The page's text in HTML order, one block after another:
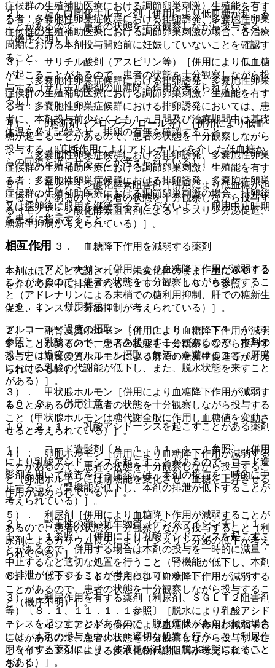
２）． たん白同化ホルモン剤［併用により低血糖が起こる
ことがあるので、患者の状態を十分観察しながら投与する
（機序不明）］。
３）． サリチル酸剤（アスピリン等）［併用により低血糖
が起こることがあるので、患者の状態を十分観察しながら投
与する（サリチル酸剤の血糖降下作用が考えられてい
る）］。
４）． β遮断剤（プロプラノロール等）［併用により低血
糖が起こることがあるので、患者の状態を十分観察しながら
投与する（β遮断作用によりアドレナリンを介した低血糖か
らの回復を遅らせることが考えられている）］。
５）． モノアミン酸化酵素阻害剤［併用により低血糖が起
こることがあるので、患者の状態を十分観察しながら投与す
る（モノアミン酸化酵素阻害剤によるインスリン分泌促進、
糖新生抑制が考えられている）］。
１０．２．３． 血糖降下作用を減弱する薬剤
１）． アドレナリン［併用により血糖降下作用が減弱する
ことがあるので、患者の状態を十分観察しながら投与するこ
と（アドレナリンによる末梢での糖利用抑制、肝での糖新生
促進、インスリン分泌抑制が考えられている）］。
２）． 副腎皮質ホルモン［併用により血糖降下作用が減弱
することがあるので、患者の状態を十分観察しながら投与す
ること（副腎皮質ホルモンによる肝での糖新生促進等が考え
られている）］。
３）． 甲状腺ホルモン［併用により血糖降下作用が減弱す
ることがあるので、患者の状態を十分観察しながら投与する
こと（甲状腺ホルモンは糖代謝全般に作用し血糖値を変動さ
せると考えられている）］。
４）． 卵胞ホルモン［併用により血糖降下作用が減弱する
ことがあるので、患者の状態を十分観察しながら投与するこ
と（卵胞ホルモンには耐糖能を変化させ、血糖を上昇させる
作用が認められている）］。
５）． 利尿剤［併用により血糖降下作用が減弱することが
あるので、患者の状態を十分観察しながら投与すること（利
尿剤によるカリウム喪失によりインスリン分泌の低下が考え
られている）］。
６）． ピラジナミド［併用により血糖降下作用が減弱する
ことがあるので、患者の状態を十分観察しながら投与するこ
と（機序不明）］。
７）． イソニアジド［併用により血糖降下作用が減弱する
ことがあるので、患者の状態を十分観察しながら投与するこ
と（イソニアジドによる炭水化物代謝阻害が考えられてい
る）］。
症候群の生殖補助医療における調節卵巣刺激〉生殖能を有す
る者：多嚢胞性卵巣症候群における排卵誘発、多嚢胞性卵巣
症候群の生殖補助医療における調節卵巣刺激の場合、各治療
周期における本剤投与開始前に妊娠していないことを確認す
ること。
・ 〈多嚢胞性卵巣症候群における排卵誘発、多嚢胞性卵巣
症候群の生殖補助医療における調節卵巣刺激〉生殖能を有す
る者：多嚢胞性卵巣症候群における排卵誘発においては、患
者に、本剤投与前少なくとも１ヵ月間及び治療期間中は基礎
体温を必ず記録させ、排卵の有無を確認すること。
・ 〈多嚢胞性卵巣症候群における排卵誘発、多嚢胞性卵巣
症候群の生殖補助医療における調節卵巣刺激〉生殖能を有す
る者：多嚢胞性卵巣症候群における排卵誘発、多嚢胞性卵巣
症候群の生殖補助医療における調節卵巣刺激の場合、排卵後
又は採卵後に服用を継続することがないよう、服用中止時期
を患者に指示すること。
相互作用
本剤はほとんど代謝されず、未変化体のまま、主にＯＣＴ２
を介して尿中に排泄される〔１６．４、１６．５参照〕。
１０．１． 併用禁忌：
アルコール＜過度の摂取＞〔２．１、８．１、１１．１．１
参照〕［乳酸アシドーシスを起こすことがあるので、本剤の
投与中は過度のアルコール摂取（飲酒）を避けること（肝臓
における乳酸の代謝能が低下し、また、脱水状態を来すこと
がある）］。
１０．２． 併用注意：
１０．２．１． 乳酸アシドーシスを起こすことがある薬剤
１）． ヨード造影剤〔８．１、１１．１．１参照〕［併用
により乳酸アシドーシスを起こすことがあるので、ヨード造
影剤を用いて検査を行う場合には、本剤の投与を一時的に中
止すること（腎機能が低下し、本剤の排泄が低下することが
考えられている）］。
２）． 腎毒性の強い抗生物質（ゲンタマイシン等）〔１
１．１．１参照〕［併用により乳酸アシドーシスを起こすこ
とがあるので、併用する場合は本剤の投与を一時的に減量・
中止するなど適切な処置を行うこと（腎機能が低下し、本剤
の排泄が低下することが考えられている）］。
３）． 利尿作用を有する薬剤（利尿剤、ＳＧＬＴ２阻害剤
等）〔８．１、１１．１．１参照〕［脱水により乳酸アシド
ーシスを起こすことがあるので、脱水症状があらわれた場合
には、本剤の投与を中止し、適切な処置を行うこと（利尿作
用を有する薬剤により、体液量が減少し脱水状態になること
がある）］。